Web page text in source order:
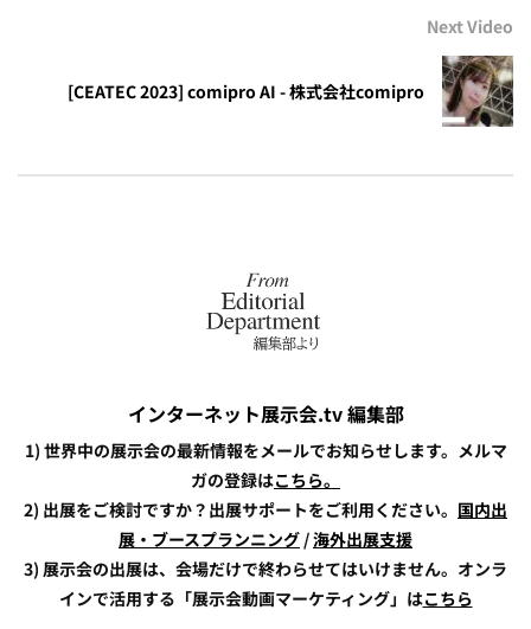
Next Video
[CEATEC 2023] comipro AI - 株式会社comipro
インターネット展示会.tv 編集部
1) 世界中の展示会の最新情報をメールでお知らせします。メルマ
ガの登録はこちら。
2) 出展をご検討ですか？出展サポートをご利用ください。 国内出
展・ブースプランニング /海外出展支援
3) 展示会の出展は、会場だけで終わらせてはいけません。オンラ
インで活用する「展示会動画マーケティング」はこちら